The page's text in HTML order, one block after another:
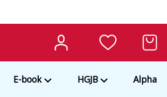
E-book HGJB Alpha